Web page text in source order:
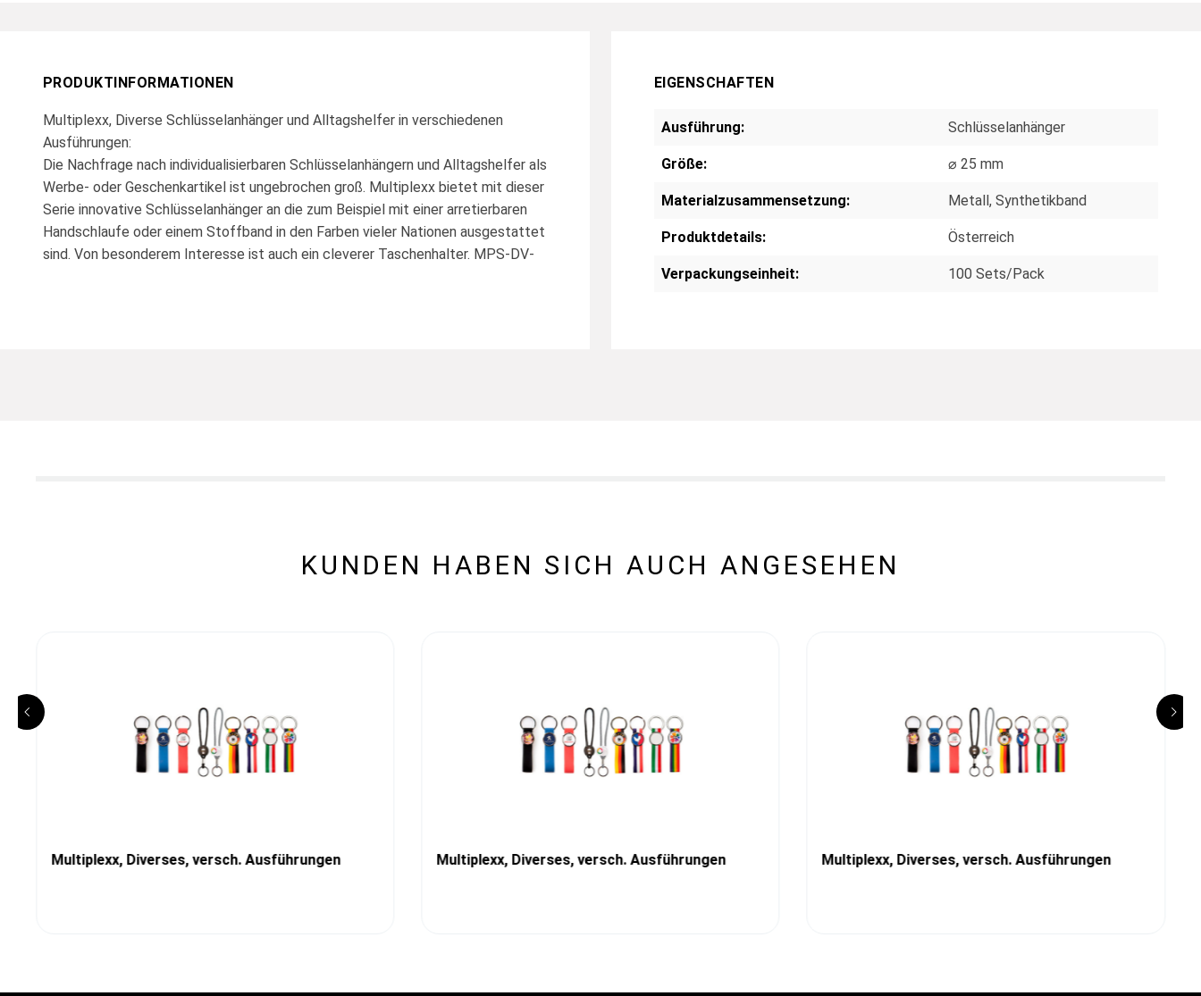
PRODUKTINFORMATIONEN
Multiplexx, Diverse Schlüsselanhänger und Alltagshelfer in verschiedenen
Ausführungen:
Die Nachfrage nach individualisierbaren Schlüsselanhängern und Alltagshelfer als
Werbe- oder Geschenkartikel ist ungebrochen groß. Multiplexx bietet mit dieser
Serie innovative Schlüsselanhänger an die zum Beispiel mit einer arretierbaren
Handschlaufe oder einem Stoffband in den Farben vieler Nationen ausgestattet
sind. Von besonderem Interesse ist auch ein cleverer Taschenhalter. MPS-DV-
EIGENSCHAFTEN
Ausführung: Schlüsselanhänger
Größe: ⌀ 25 mm
Materialzusammensetzung: Metall, Synthetikband
Produktdetails: Österreich
Verpackungseinheit: 100 Sets/Pack
KUNDEN HABEN SICH AUCH ANGESEHEN
Multiplexx, Diverses, versch. Ausführungen Multiplexx, Diverses, versch. Ausführungen Multiplexx, Diverses, versch. Ausführungen